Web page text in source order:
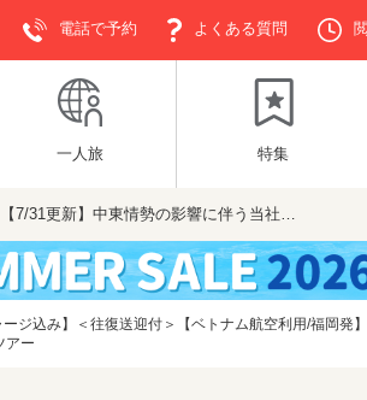
電話で予約 よくある質問
一人旅 特集
【7/31更新】中東情勢の影響に伴う当社…
ージ込み】＜往復送迎付＞【ベトナム航空利用/福岡
アー